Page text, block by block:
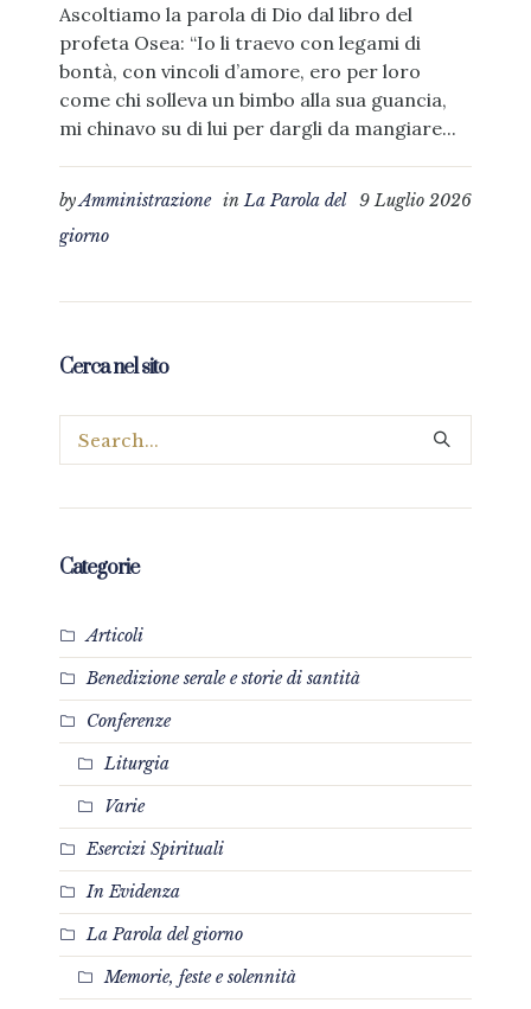
Ascoltiamo la parola di Dio dal libro del
profeta Osea: “Io li traevo con legami di
bontà, con vincoli d’amore, ero per loro
come chi solleva un bimbo alla sua guancia,
mi chinavo su di lui per dargli da mangiare...
9 Luglio 2026
byAmministrazione inLa Parola del
giorno
Cerca nel sito
Categorie
Articoli
Benedizione serale e storie di santità
Conferenze
Liturgia
Varie
Esercizi Spirituali
In Evidenza
La Parola del giorno
Memorie, feste e solennità